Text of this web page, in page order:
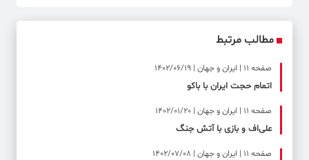
مطالب مرتبط
صفحه ۱۱ | ایران و جهان | 1402/06/19
اتمام حجت ایران با باکو
صفحه ۱۱ | ایران و جهان | 1402/01/20
علی‌اف و بازی با آتش جنگ
صفحه ۱۱ | ایران و جهان | 1402/07/08